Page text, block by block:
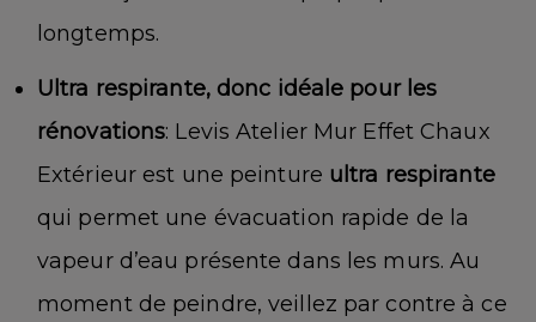
longtemps.
Ultra respirante, donc idéale pour les
rénovations: Levis Atelier Mur Effet Chaux
Extérieur est une peinture ultra respirante
qui permet une évacuation rapide de la
vapeur d’eau présente dans les murs. Au
moment de peindre, veillez par contre à ce